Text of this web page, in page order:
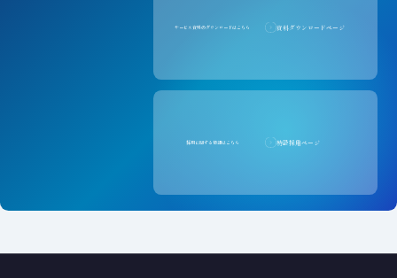
サービス資料のダウンロードはこちら 資料ダウンロードページ
採用に関する情報はこちら 特設採用ページ